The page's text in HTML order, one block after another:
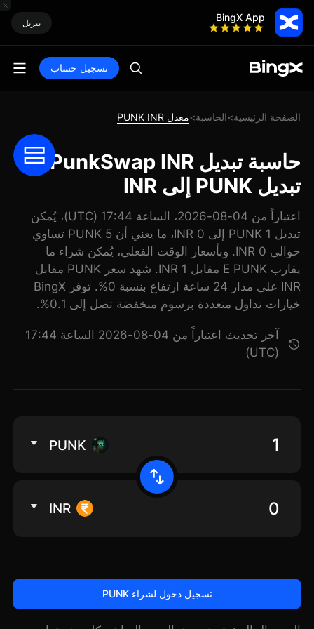
BingX App تنزيل
تسجيل حساب
الصفحة الرئيسية>الحاسبة>معدل PUNK INR
حاسبة تبديل PunkSwap INR:
تبديل PUNK إلى INR
اعتباراً من 04-08-2026، الساعة 17:44 (UTC)، يُمكن
تبديل 1 PUNK إلى 0 INR، ما يعني أن 5 PUNK تساوي
حوالي 0 INR. وبأسعار الوقت الفعلي، يُمكن شراء ما
يقارب E PUNK مقابل 1 INR. شهد سعر PUNK مقابل
INR على مدار 24 ساعة ارتفاع بنسبة 0%. توفر BingX
خيارات تداول متعددة برسوم منخفضة تصل إلى 0.1%.
آخر تحديث اعتباراً من 04-08-2026 الساعة 17:44
(UTC)
PUNK
INR
تسجيل دخول لشراء PUNK